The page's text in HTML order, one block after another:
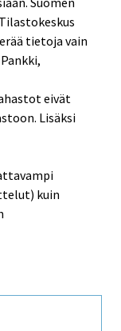
tietoja vain
eivät
Lisäksi
kuin